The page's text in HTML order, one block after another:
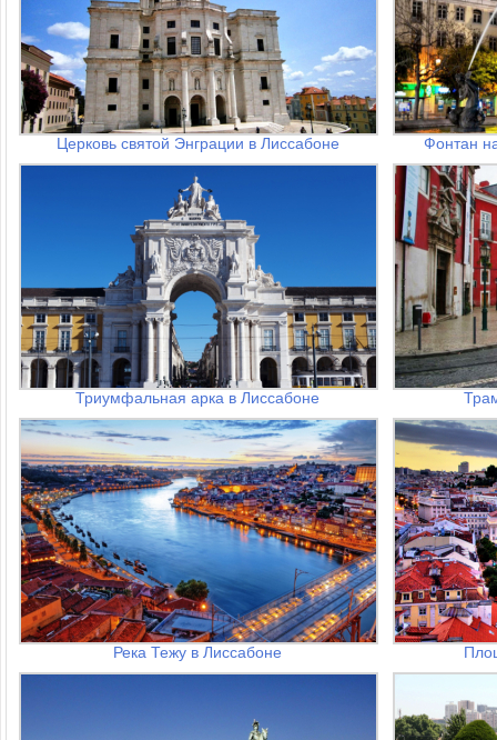
Церковь святой Энграции в Лиссабоне Фонтан
Триумфальная арка в Лиссабоне
Река Тежу в Лиссабоне